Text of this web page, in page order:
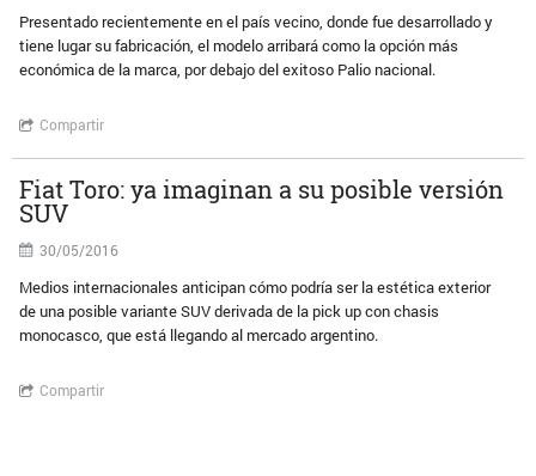
Presentado recientemente en el país vecino, donde fue desarrollado y
tiene lugar su fabricación, el modelo arribará como la opción más
económica de la marca, por debajo del exitoso Palio nacional.
Compartir
Fiat Toro: ya imaginan a su posible versión
SUV
30/05/2016
Medios internacionales anticipan cómo podría ser la estética exterior
de una posible variante SUV derivada de la pick up con chasis
monocasco, que está llegando al mercado argentino.
Compartir